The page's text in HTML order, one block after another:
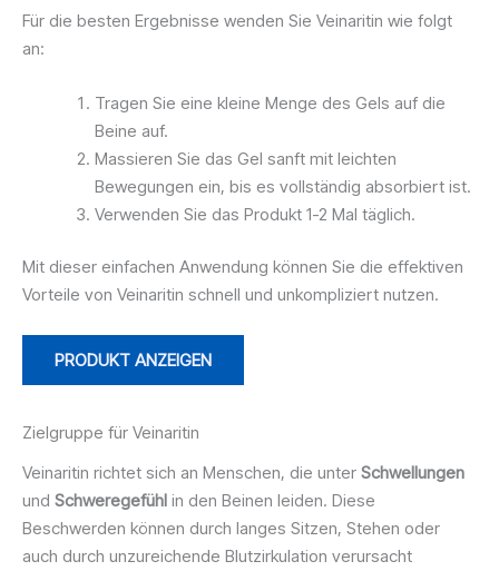
Für die besten Ergebnisse wenden Sie Veinaritin wie folgt
an:
Tragen Sie eine kleine Menge des Gels auf die
Beine auf.
Massieren Sie das Gel sanft mit leichten
Bewegungen ein, bis es vollständig absorbiert ist.
Verwenden Sie das Produkt 1-2 Mal täglich.
Mit dieser einfachen Anwendung können Sie die effektiven
Vorteile von Veinaritin schnell und unkompliziert nutzen.
PRODUKT ANZEIGEN
Zielgruppe für Veinaritin
Veinaritin richtet sich an Menschen, die unter Schwellungen
und Schweregefühl in den Beinen leiden. Diese
Beschwerden können durch langes Sitzen, Stehen oder
auch durch unzureichende Blutzirkulation verursacht